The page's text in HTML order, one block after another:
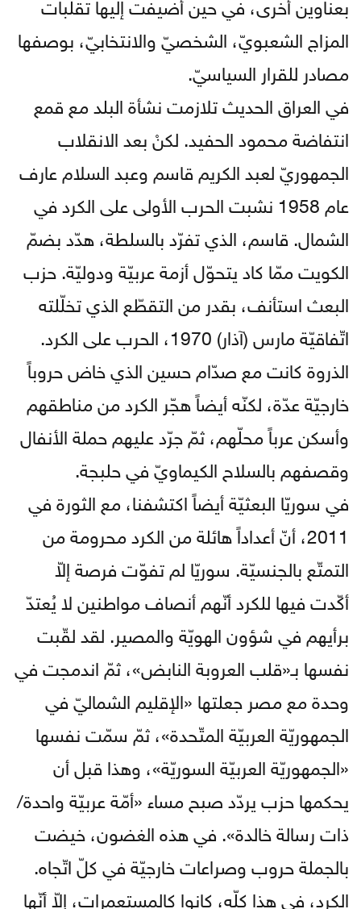
المزاج الشعبويّ، الشخصيّ والانتخابيّ، بوصفها
مصادر للقرار السياسيّ.
في العراق الحديث تلازمت نشأة البلد مع قمع
انتفاضة محمود الحفيد. لكنْ بعد الانقلاب
الجمهوريّ لعبد الكريم قاسم وعبد السلام عارف
عام 1958 نشبت الحرب الأولى على الكرد في
الشمال. قاسم، الذي تفرّد بالسلطة، هدّد بضمّ
الكويت ممّا كاد يتحوّل أزمة عربيّة ودوليّة. حزب
البعث استأنف، بقدر من التقطّع الذي تخلّلته
اتّفاقيّة مارس (آذار) 1970، الحرب على الكرد.
الذروة كانت مع صدّام حسين الذي خاض حروباً
خارجيّة عدّة، لكنّه أيضاً هجّر الكرد من مناطقهم
وأسكن عرباً محلّهم، ثمّ جرّد عليهم حملة الأنفال
وقصفهم بالسلاح الكيماويّ في حلبجة.
في سوريّا البعثيّة أيضاً اكتشفنا، مع الثورة في
2011، أنّ أعداداً هائلة من الكرد محرومة من
التمتّع بالجنسيّة. سوريّا لم تفوّت فرصة إلاّ
أكّدت فيها للكرد أنّهم أنصاف مواطنين لا يُعتدّ
برأيهم في شؤون الهويّة والمصير. لقد لقّبت
نفسها بـ«قلب العروبة النابض»، ثمّ اندمجت في
وحدة مع مصر جعلتها «الإقليم الشماليّ في
الجمهوريّة العربيّة المتّحدة»، ثمّ سمّت نفسها
«الجمهوريّة العربيّة السوريّة»، وهذا قبل أن
يحكمها حزب يردّد صبح مساء «أمّة عربيّة واحدة/
ذات رسالة خالدة». في هذه الغضون، خيضت
بالجملة حروب وصراعات خارجيّة في كلّ اتّجاه.
الكرد، في هذا كلّه، كانوا كالمستعمرات، إلاّ أنّها